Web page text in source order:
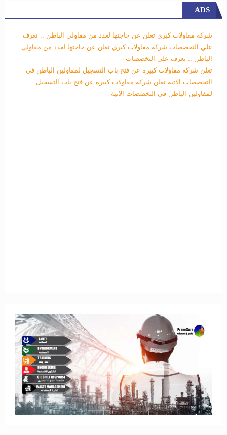
ADS
شركة مقاولات كبري تعلن عن حاجتها لعدد من مقاولي الباطن .. تعرف
علي التخصصات شركة مقاولات كبري تعلن عن حاجتها لعدد من مقاولي
الباطن .. تعرف علي التخصصات
تعلن شركة مقاولات كبيرة عن فتح باب التسجيل لمقاولين الباطن فى
التخصصات الاتية تعلن شركة مقاولات كبيرة عن فتح باب التسجيل
لمقاولين الباطن فى التخصصات الاتية